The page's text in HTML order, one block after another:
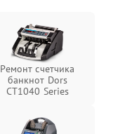
Ремонт счетчика
банкнот Dors
CT1040 Series